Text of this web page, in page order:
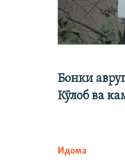
Бонки
Кӯлоб ва
Идома